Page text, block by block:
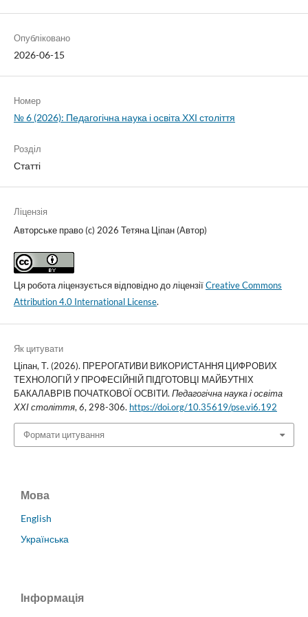
Опубліковано
2026-06-15
Номер
№ 6 (2026): Педагогічна наука і освіта ХХІ століття
Розділ
Статті
Ліцензія
Авторське право (c) 2026 Тетяна Ціпан (Автор)
Ця робота ліцензується відповідно до ліцензіїCreative Commons
Attribution 4.0 International License.
Як цитувати
Ціпан, Т. (2026). ПРЕРОГАТИВИ ВИКОРИСТАННЯ ЦИФРОВИХ
ТЕХНОЛОГІЙ У ПРОФЕСІЙНІЙ ПІДГОТОВЦІ МАЙБУТНІХ
БАКАЛАВРІВ ПОЧАТКОВОЇ ОСВІТИ. Педагогічна наука і освіта
ХХІ століття, 6, 298-306. https://doi.org/10.35619/pse.vi6.192
Формати цитування
Мова
English
Українська
Інформація